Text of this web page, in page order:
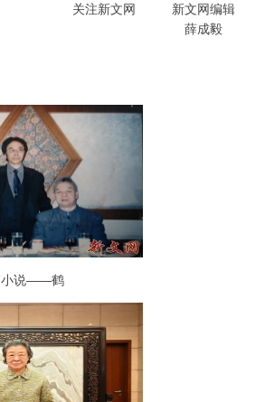
关注新文网
新文网编辑
薛成毅
小说——鹤